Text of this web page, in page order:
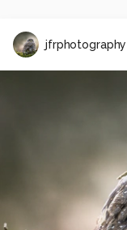
jfrphotography